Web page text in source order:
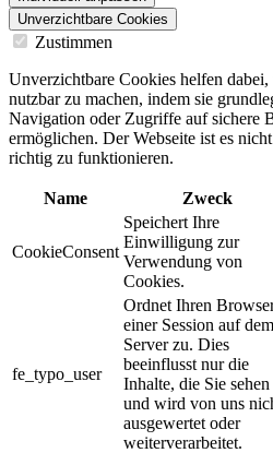
Unverzichtbare Cookies
Zustimmen
Unverzichtbare Cookies helfen dabei,
nutzbar zu machen, indem sie
Navigation oder Zugriffe auf sichere
ermöglichen. Der Webseite ist es
richtig zu funktionieren.
Name Zweck
CookieConsent
Speichert Ihre
Einwilligung zur
Verwendung von
Cookies.
fe_typo_user
Ordnet Ihren
einer Session auf dem
Server zu. Dies
beeinflusst nur die
Inhalte, die Sie sehen
und wird von uns
ausgewertet oder
weiterverarbeitet.